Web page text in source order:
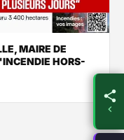
MAIRE DE
HORS-